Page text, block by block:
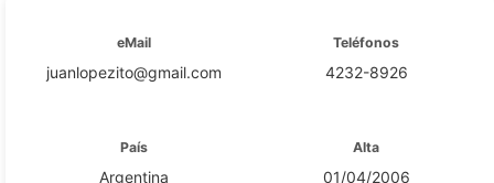
eMail
juanlopezito@gmail.com
Teléfonos
4232-8926
País
Argentina
Alta
01/04/2006